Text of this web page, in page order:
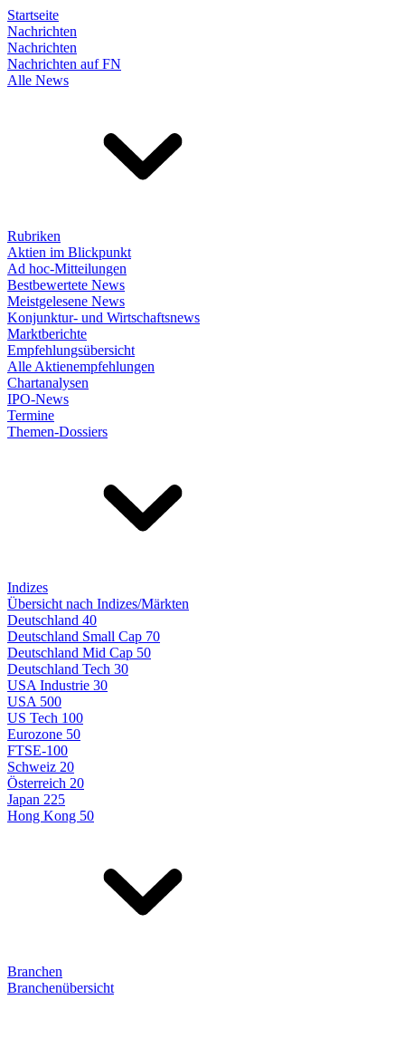
Startseite
Nachrichten
Nachrichten
Nachrichten auf FN
Alle News
Rubriken
Aktien im Blickpunkt
Ad hoc-Mitteilungen
Bestbewertete News
Meistgelesene News
Konjunktur- und Wirtschaftsnews
Marktberichte
Empfehlungsübersicht
Alle Aktienempfehlungen
Chartanalysen
IPO-News
Termine
Themen-Dossiers
Indizes
Übersicht nach Indizes/Märkten
Deutschland 40
Deutschland Small Cap 70
Deutschland Mid Cap 50
Deutschland Tech 30
USA Industrie 30
USA 500
US Tech 100
Eurozone 50
FTSE-100
Schweiz 20
Österreich 20
Japan 225
Hong Kong 50
Branchen
Branchenübersicht